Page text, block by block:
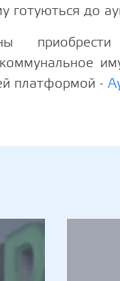
готуються до
платформой -